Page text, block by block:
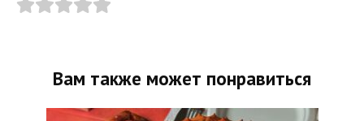
Вам также может понравиться